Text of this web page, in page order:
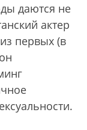
даются не
актер
первых (в